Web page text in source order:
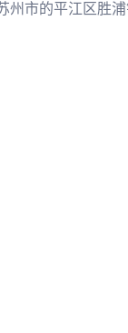
州市的平江区胜